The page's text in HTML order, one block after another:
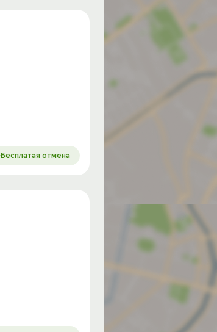
Бесплатая отмена